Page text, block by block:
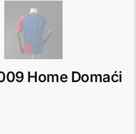
Home Domaći